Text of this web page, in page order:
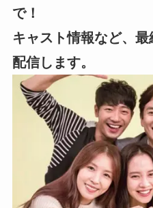
で！
キャスト情報など、
配信します。